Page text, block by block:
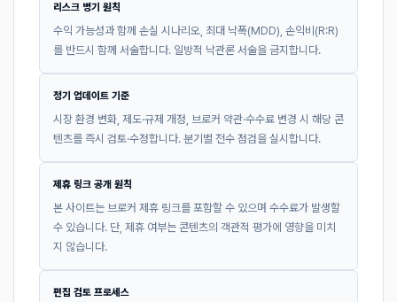
리스크 병기 원칙
수익 가능성과 함께 손실 시나리오, 최대 낙폭(MDD), 손익비(R:R)
를 반드시 함께 서술합니다. 일방적 낙관론 서술을 금지합니다.
정기 업데이트 기준
시장 환경 변화, 제도·규제 개정, 브로커 약관·수수료 변경 시 해당 콘
텐츠를 즉시 검토·수정합니다. 분기별 전수 점검을 실시합니다.
제휴 링크 공개 원칙
본 사이트는 브로커 제휴 링크를 포함할 수 있으며 수수료가 발생할
수 있습니다. 단, 제휴 여부는 콘텐츠의 객관적 평가에 영향을 미치
지 않습니다.
편집 검토 프로세스